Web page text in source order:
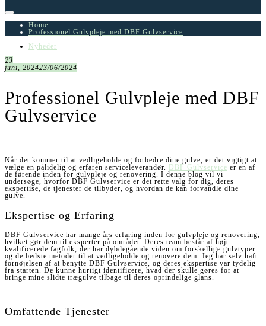
Home
Professionel Gulvpleje med DBF Gulvservice
Nyheder
23
juni, 202423/06/2024
Professionel Gulvpleje med DBF
Gulvservice
Når det kommer til at vedligeholde og forbedre dine gulve, er det vigtigt at
vælge en pålidelig og erfaren serviceleverandør.
DBF Gulvservice er en af
de førende inden for gulvpleje og renovering. I denne blog vil vi
undersøge, hvorfor DBF Gulvservice er det rette valg for dig, deres
ekspertise, de tjenester de tilbyder, og hvordan de kan forvandle dine
gulve.
Ekspertise og Erfaring
DBF Gulvservice har mange års erfaring inden for gulvpleje og renovering,
hvilket gør dem til eksperter på området. Deres team består af højt
kvalificerede fagfolk, der har dybdegående viden om forskellige gulvtyper
og de bedste metoder til at vedligeholde og renovere dem. Jeg har selv haft
fornøjelsen af at benytte DBF Gulvservice, og deres ekspertise var tydelig
fra starten. De kunne hurtigt identificere, hvad der skulle gøres for at
bringe mine slidte trægulve tilbage til deres oprindelige glans.
Omfattende Tjenester